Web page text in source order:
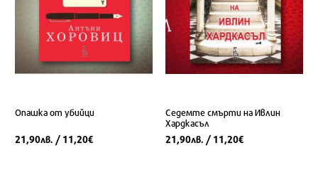
Опашка от убийци
21,90лв. / 11,20€
Седемте смърти на Ивлин
Хардкасъл
21,90лв. / 11,20€